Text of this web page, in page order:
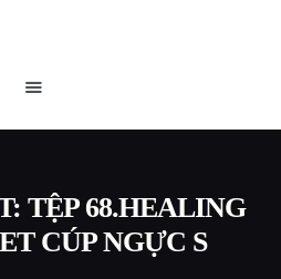
TỆP 68.HEALING
CÚP NGỰC S